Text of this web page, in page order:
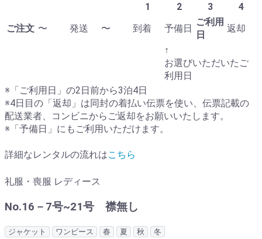
1
2 3
4
ご注文 〜 発送 〜 到着 予備日
ご利用
日
返却
↑
お選びいただいたご
利用日
※「ご利用日」の2日前から3泊4日
※4日目の「返却」は同封の着払い伝票を使い、伝票記載の
配送業者、コンビニからご返却をお願いいたします。
※「予備日」にもご利用いただけます。
詳細なレンタルの流れはこちら
礼服・喪服 レディース
No.16－7号~21号 襟無し
ジャケット ワンピース 春 夏 秋 冬